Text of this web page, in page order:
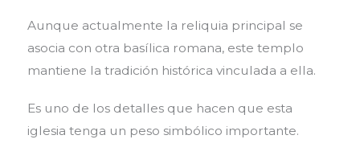
Aunque actualmente la reliquia principal se
asocia con otra basílica romana, este templo
mantiene la tradición histórica vinculada a ella.
Es uno de los detalles que hacen que esta
iglesia tenga un peso simbólico importante.